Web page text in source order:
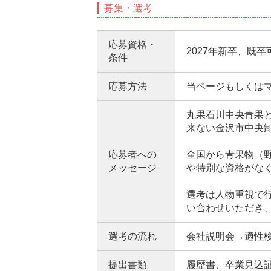
募集・選考
応募資格・
条件
2027年新卒、既卒
応募方法 当ページもしくは
応募者への
メッセージ
丸果石川中央青果
来ない金沢市中央
全国から青果物（
や特別な資格がな
選考は人物重視で
い合わせいただき
選考の流れ 会社説明会→適性
提出書類 履歴書、卒業見込